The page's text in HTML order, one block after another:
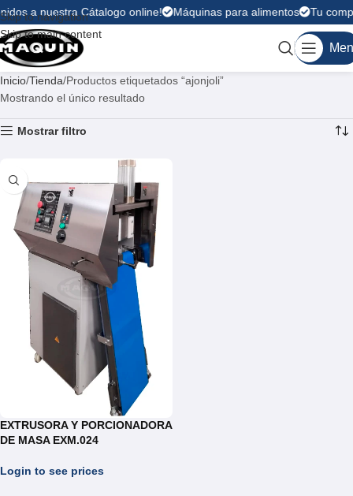
Skip to navigation
Skip to main content
a nuestra Cátalogo online! Máquinas para alimentos Tu
Inicio Tienda Productos etiquetados “ajonjoli”
Mostrando el único resultado
Mostrar filtro
EXTRUSORA Y PORCIONADORA
DE MASA EXM.024
Login to see prices